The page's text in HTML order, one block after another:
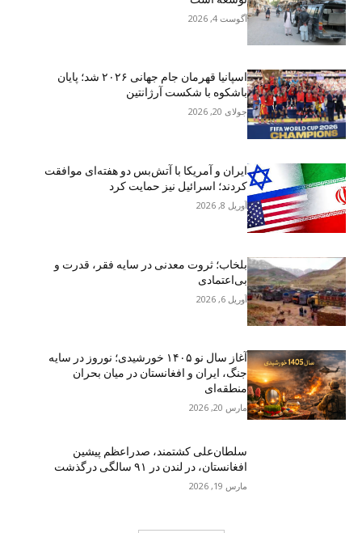
آگوست 4, 2026
اسپانیا قهرمان جام جهانی ۲۰۲۶ شد؛ پایان
باشکوه با شکست آرژانتین
جولای 20, 2026
ایران و آمریکا با آتش‌بس دو هفته‌ای موافقت
کردند؛ اسرائیل نیز حمایت کرد
آوریل 8, 2026
بلخاب؛ ثروت معدنی در سایه فقر، قدرت و
بی‌اعتمادی
آوریل 6, 2026
آغاز سال نو ۱۴۰۵ خورشیدی؛ نوروز در سایه
جنگ، ایران و افغانستان در میان بحران
منطقه‌ای
مارس 20, 2026
سلطان‌علی کشتمند، صدراعظم پیشین
افغانستان، در لندن در ۹۱ سالگی درگذشت
مارس 19, 2026